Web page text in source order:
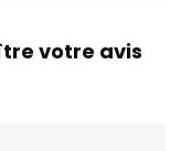
votre avis